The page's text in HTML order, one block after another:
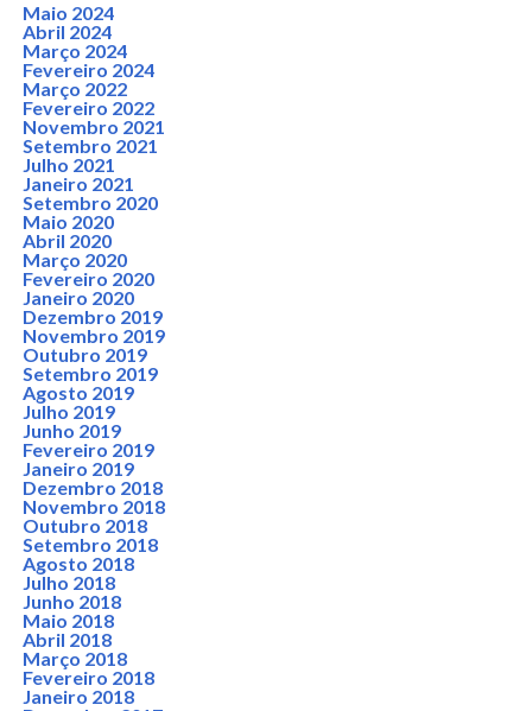
Maio 2024
Abril 2024
Março 2024
Fevereiro 2024
Março 2022
Fevereiro 2022
Novembro 2021
Setembro 2021
Julho 2021
Janeiro 2021
Setembro 2020
Maio 2020
Abril 2020
Março 2020
Fevereiro 2020
Janeiro 2020
Dezembro 2019
Novembro 2019
Outubro 2019
Setembro 2019
Agosto 2019
Julho 2019
Junho 2019
Fevereiro 2019
Janeiro 2019
Dezembro 2018
Novembro 2018
Outubro 2018
Setembro 2018
Agosto 2018
Julho 2018
Junho 2018
Maio 2018
Abril 2018
Março 2018
Fevereiro 2018
Janeiro 2018